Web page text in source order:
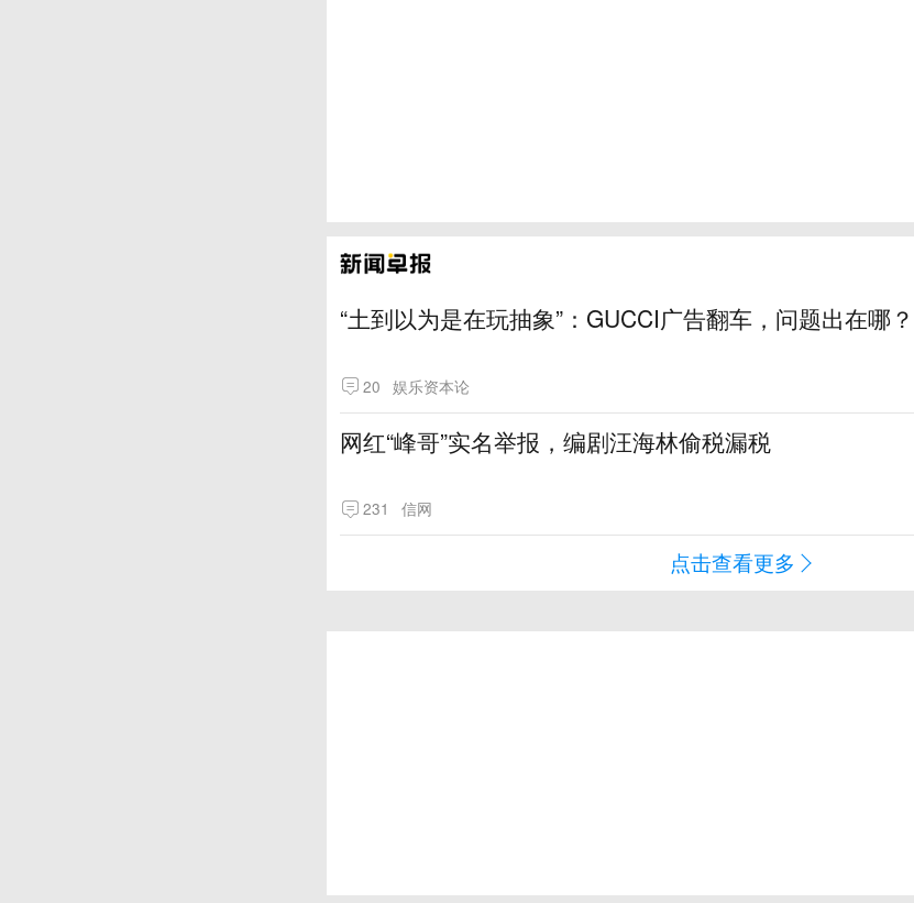
“土到以为是在玩抽象”：GUCCI广告翻车，问题出在哪？
20 娱乐资本论
网红“峰哥”实名举报，编剧汪海林偷税漏税
231 信网
点击查看更多